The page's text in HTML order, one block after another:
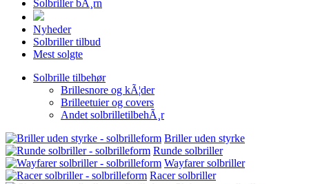
Solbriller bÃ¸rn
Nyheder
Solbriller tilbud
Mest solgte
Solbrille tilbehør
Brillesnore og kÃ¦der
Brilleetuier og covers
Andet solbrilletilbehÃ¸r
Briller uden styrke
Runde solbriller
Wayfarer solbriller
Racer solbriller